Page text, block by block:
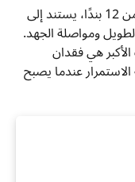
اختبار مقياس المثابرة هذا هو تقييم ذاتي من 12 بندًا، يستند إلى
ومواصلة الجهد.
هي فقدان
الاستمرار عندما يصبح